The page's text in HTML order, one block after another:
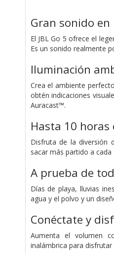
Gran sonido
El JBL Go 5 ofrece el
Es un sonido realmente
Iluminación
Crea el ambiente
obtén indicaciones
Auracast™.
Hasta 10 horas
Disfruta de la diversión
sacar más partido a cada
A prueba de
Días de playa, lluvias
agua y el polvo y un
Conéctate y
Aumenta el volumen
inalámbrica para